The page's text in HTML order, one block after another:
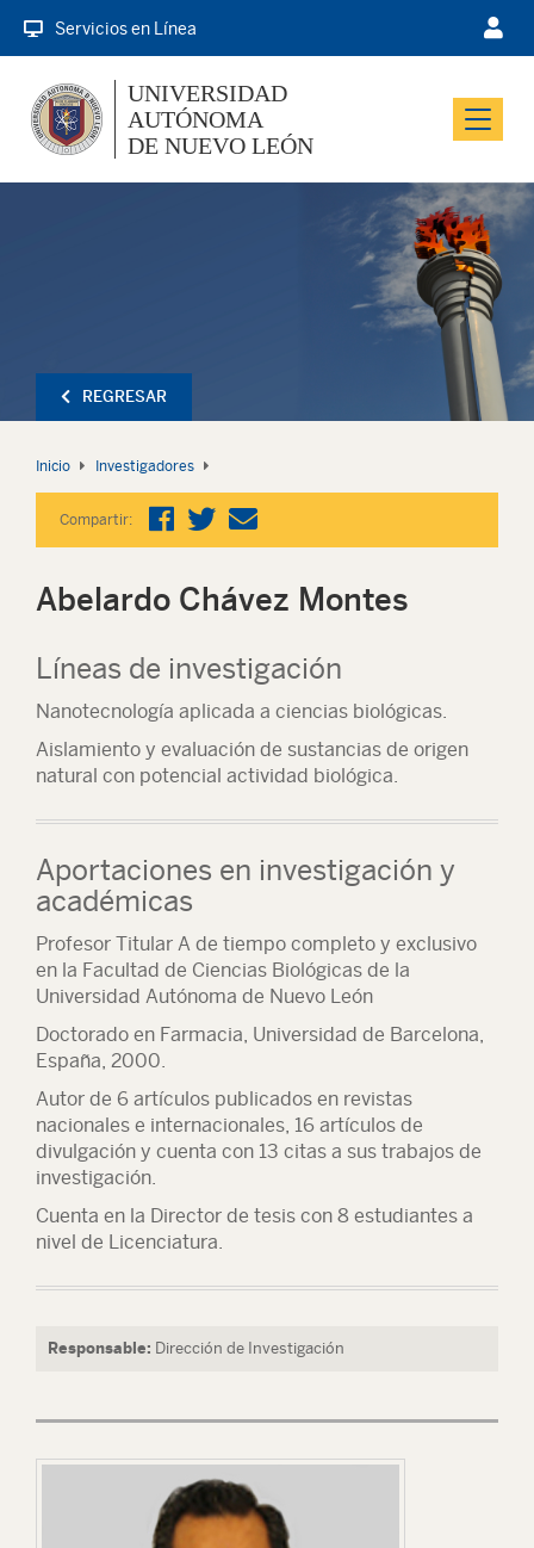
Servicios en Línea
Menu
UNIVERSIDAD
AUTÓNOMA
DE NUEVO LEÓN
REGRESAR
Inicio Investigadores
Compartir:
Abelardo Chávez Montes
Líneas de investigación
Nanotecnología aplicada a ciencias biológicas.
Aislamiento y evaluación de sustancias de origen
natural con potencial actividad biológica.
Aportaciones en investigación y
académicas
Profesor Titular A de tiempo completo y exclusivo
en la Facultad de Ciencias Biológicas de la
Universidad Autónoma de Nuevo León
Doctorado en Farmacia, Universidad de Barcelona,
España, 2000.
Autor de 6 artículos publicados en revistas
nacionales e internacionales, 16 artículos de
divulgación y cuenta con 13 citas a sus trabajos de
investigación.
Cuenta en la Director de tesis con 8 estudiantes a
nivel de Licenciatura.
Responsable: Dirección de Investigación